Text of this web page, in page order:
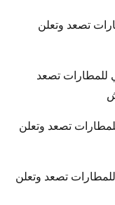
تصعد وتعلن
للمطارات تصعد
تصعد وتعلن
تصعد وتعلن